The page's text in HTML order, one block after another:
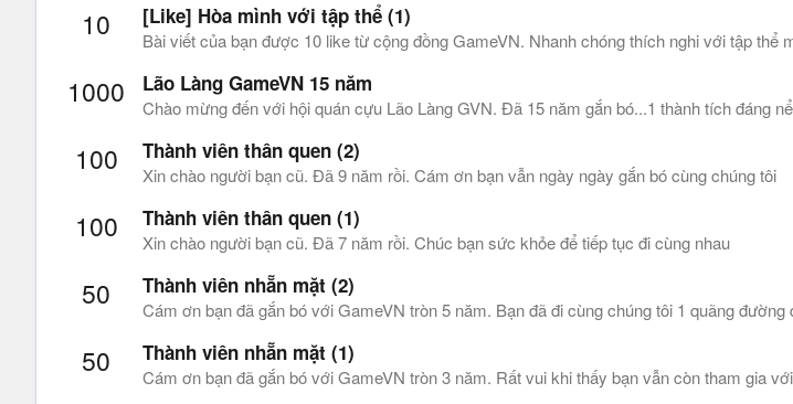
10 [Like] Hòa mình với tập thể (1)
Bài viết của bạn được 10 like từ cộng đồng GameVN. Nhanh chóng thích nghi với tập thể
1000 Lão Làng GameVN 15 năm
Chào mừng đến với hội quán cựu Lão Làng GVN. Đã 15 năm gắn bó...1 thành tích đáng nể
100 Thành viên thân quen (2)
Xin chào người bạn cũ. Đã 9 năm rồi. Cám ơn bạn vẫn ngày ngày gắn bó cùng chúng tôi
100 Thành viên thân quen (1)
Xin chào người bạn cũ. Đã 7 năm rồi. Chúc bạn sức khỏe để tiếp tục đi cùng nhau
50 Thành viên nhẵn mặt (2)
Cám ơn bạn đã gắn bó với GameVN tròn 5 năm. Bạn đã đi cùng chúng tôi 1 quãng
50 Thành viên nhẵn mặt (1)
Cám ơn bạn đã gắn bó với GameVN tròn 3 năm. Rất vui khi thấy bạn vẫn còn tham gia